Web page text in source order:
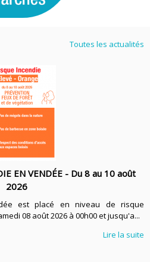
EN VENDÉE - Du 8 au 10 août
2026
est placé en niveau de risque
08 août 2026 à 00h00 et jusqu'a...
Lire la suite
Toutes les actualités